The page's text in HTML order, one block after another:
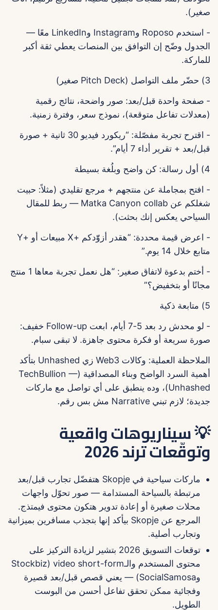
صغير).
- استخدم Roposo وInstagram وLinkedIn معًا —
الجدول وضّح إن التوافق بين المنصات يعطي ثقة أكبر
للماركة.
3) حضّر ملف التواصل (Pitch Deck صغير)
- صفحة واحدة قبل/بعد: صور واضحة، نتائج رقمية
(معدلات تفاعل متوقعة)، نموذج سعر، وفترة زمنية.
- اقترح تجربة مفصّلة: “ريكورد فيديو 30 ثانية + صورة
قبل/بعد + تقرير أداء 7 أيام”.
4) أول رسالة: كن واضح وبلُغة بسيطة
- افتح بمجاملة عن منتجهم + مرجع تقليدي (مثلاً: حبيت
شغلكم عن Matka Canyon collab — ربط للمقال
السياحي يعكس إنك بحثت).
- اعرض قيمة محددة: “هقدر أزوّّدكم +X مبيعات أو +Y
متابع خلال 14 يوم.”
- أختم بدعوة لاتفاق صغير: “هل نعمل تجربة معاها 1 منتج
مجانًا أو بتخفيض؟”
5) متابعة ذكية
- لو محدش رد بعد 5-7 أيام، ابعت Follow-up خفيف:
صورة سريعة أو فكرة محتوى جاهزة. لا تبقى سبام.
الملاحظة العملية: وكالات Web3 زي Unhashed بتأكد
أهمية السرد الواضح وبناء المصداقية (TechBullion —
Unhashed)، وده ينطبق على أي تواصل مع ماركات
جديدة؛ لازم تبني Narrative مش بس رقم.
💡 سيناريوهات واقعية
وتوقّعات ترند 2026
ماركات سياحية في Skopje هتفضّل تجارب قبل/بعد
مرتبطة بالسياحة المستدامة — صور تحوّل واجهات
محلات صغيرة أو إعادة تدوير هتكون محتوى فيمتذج.
المرجع عن Skopje بيأكد إنها بتجذب مسافرين بميزانية
وتجارب أصلية.
توقعات التسويق 2026 بتشير لزيادة التركيز على
محتوى المستخدم والـvideo short-form (Stockbiz
وSocialSamosa) — يعني قصص قبل/بعد قصيرة
وفجائية ممكن تحقق تفاعل أحسن من البوست
الطويل.